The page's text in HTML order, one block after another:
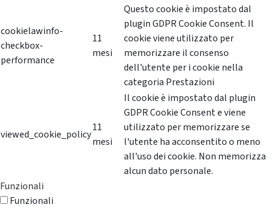
cookielawinfo-
checkbox-
performance
11
mesi
Questo cookie è impostato dal
plugin GDPR Cookie Consent. Il
cookie viene utilizzato per
memorizzare il consenso
dell'utente per i cookie nella
categoria Prestazioni
viewed_cookie_policy
11
mesi
Il cookie è impostato dal plugin
GDPR Cookie Consent e viene
utilizzato per memorizzare se
l'utente ha acconsentito o meno
all'uso dei cookie. Non memorizza
alcun dato personale.
Funzionali
Funzionali